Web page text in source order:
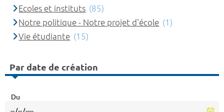
Ecoles et instituts (85)
Notre politique - Notre projet d'école (1)
Vie étudiante (15)
Par date de création
Du